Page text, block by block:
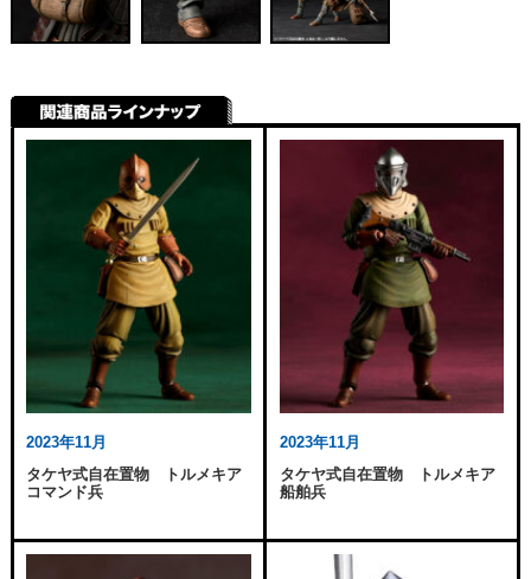
2023年11月
タケヤ式自在置物 トルメキア
コマンド兵
2023年11月
タケヤ式自在置物 トルメキア
船舶兵